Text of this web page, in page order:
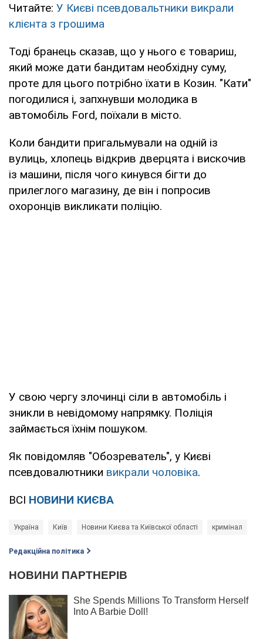
Читайте: У Києві псевдовальтники викрали
клієнта з грошима
Тоді бранець сказав, що у нього є товариш,
який може дати бандитам необхідну суму,
проте для цього потрібно їхати в Козин. "Кати"
погодилися і, запхнувши молодика в
автомобіль Ford, поїхали в місто.
Коли бандити пригальмували на одній із
вулиць, хлопець відкрив дверцята і вискочив
із машини, після чого кинувся бігти до
прилеглого магазину, де він і попросив
охоронців викликати поліцію.
У свою чергу злочинці сіли в автомобіль і
зникли в невідомому напрямку. Поліція
займається їхнім пошуком.
Як повідомляв "Обозреватель", у Києві
псевдовалютники викрали чоловіка.
ВСІ НОВИНИ КИЄВА
Україна Київ Новини Києва та Київської області кримінал
Редакційна політика